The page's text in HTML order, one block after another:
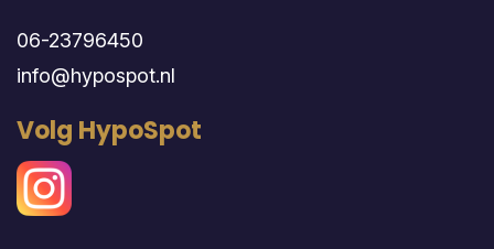
06-23796450
info@hypospot.nl
Volg HypoSpot